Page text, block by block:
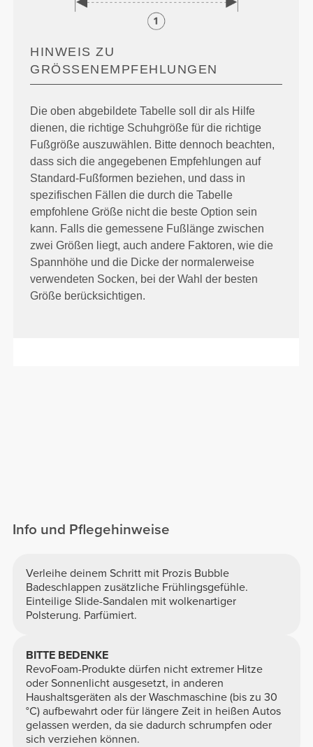
HINWEIS ZU
GRÖSSENEMPFEHLUNGEN
Die oben abgebildete Tabelle soll dir als Hilfe
dienen, die richtige Schuhgröße für die richtige
Fußgröße auszuwählen. Bitte dennoch beachten,
dass sich die angegebenen Empfehlungen auf
Standard-Fußformen beziehen, und dass in
spezifischen Fällen die durch die Tabelle
empfohlene Größe nicht die beste Option sein
kann. Falls die gemessene Fußlänge zwischen
zwei Größen liegt, auch andere Faktoren, wie die
Spannhöhe und die Dicke der normalerweise
verwendeten Socken, bei der Wahl der besten
Größe berücksichtigen.
Info und Pflegehinweise
Verleihe deinem Schritt mit Prozis Bubble
Badeschlappen zusätzliche Frühlingsgefühle.
Einteilige Slide-Sandalen mit wolkenartiger
Polsterung. Parfümiert.
BITTE BEDENKE
RevoFoam-Produkte dürfen nicht extremer Hitze
oder Sonnenlicht ausgesetzt, in anderen
Haushaltsgeräten als der Waschmaschine (bis zu 30
°C) aufbewahrt oder für längere Zeit in heißen Autos
gelassen werden, da sie dadurch schrumpfen oder
sich verziehen können.